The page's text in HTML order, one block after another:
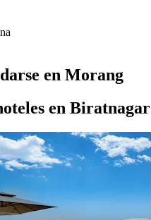
en Morang
en Biratnagar